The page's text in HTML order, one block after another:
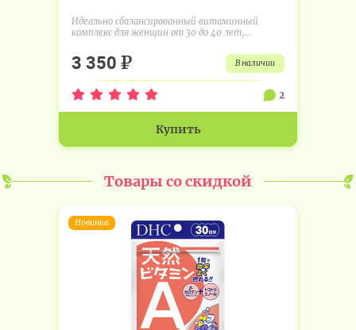
Идеально сбалансированный витаминный
комплекс для женщин от 30 до 40 лет,...
3 350 ₽ в наличии
2
Купить
Товары со скидкой
Новинка